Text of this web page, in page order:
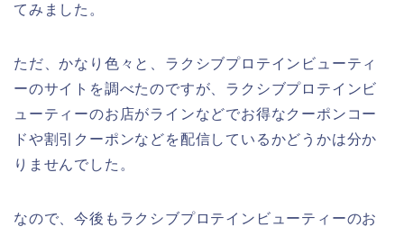
てみました。
ただ、かなり色々と、ラクシブプロテインビューティ
ーのサイトを調べたのですが、ラクシブプロテインビ
ューティーのお店がラインなどでお得なクーポンコー
ドや割引クーポンなどを配信しているかどうかは分か
りませんでした。
なので、今後もラクシブプロテインビューティーのお